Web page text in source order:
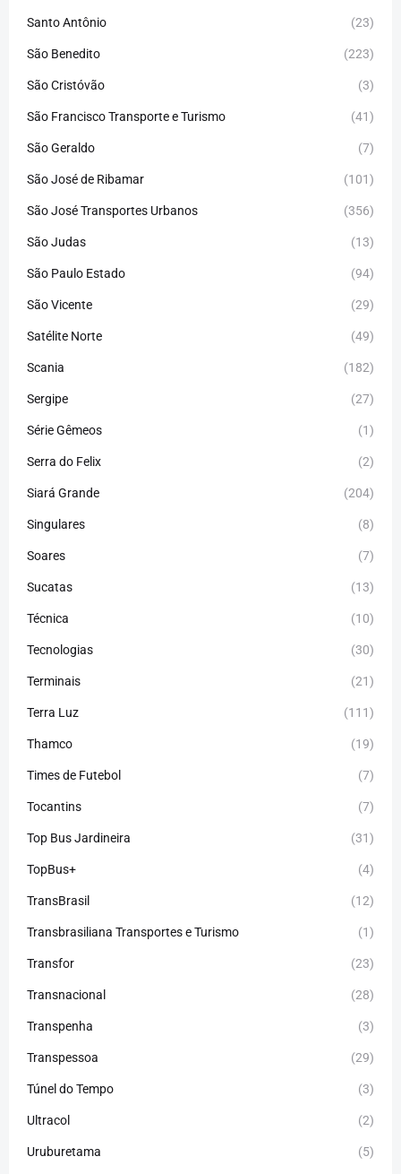
Santo Antônio (23)
São Benedito (223)
São Cristóvão (3)
São Francisco Transporte e Turismo (41)
São Geraldo (7)
São José de Ribamar (101)
São José Transportes Urbanos (356)
São Judas (13)
São Paulo Estado (94)
São Vicente (29)
Satélite Norte (49)
Scania (182)
Sergipe (27)
Série Gêmeos (1)
Serra do Felix (2)
Siará Grande (204)
Singulares (8)
Soares (7)
Sucatas (13)
Técnica (10)
Tecnologias (30)
Terminais (21)
Terra Luz (111)
Thamco (19)
Times de Futebol (7)
Tocantins (7)
Top Bus Jardineira (31)
TopBus+ (4)
TransBrasil (12)
Transbrasiliana Transportes e Turismo (1)
Transfor (23)
Transnacional (28)
Transpenha (3)
Transpessoa (29)
Túnel do Tempo (3)
Ultracol (2)
Uruburetama (5)